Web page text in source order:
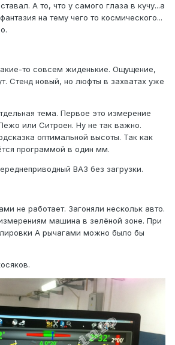
А то, что у самого глаза в кучу...а
на тему чего то космического...
то совсем жиденькие. Ощущение,
Стенд новый, но люфты в захватах уже
тема. Первое это измерение
или Ситроен. Ну не так важно.
оптимальной высоты. Так как
программой в один мм.
ВАЗ без загрузки.
не работает. Загоняли нескольк авто.
машина в зелёной зоне. При
А рычагами можно было бы